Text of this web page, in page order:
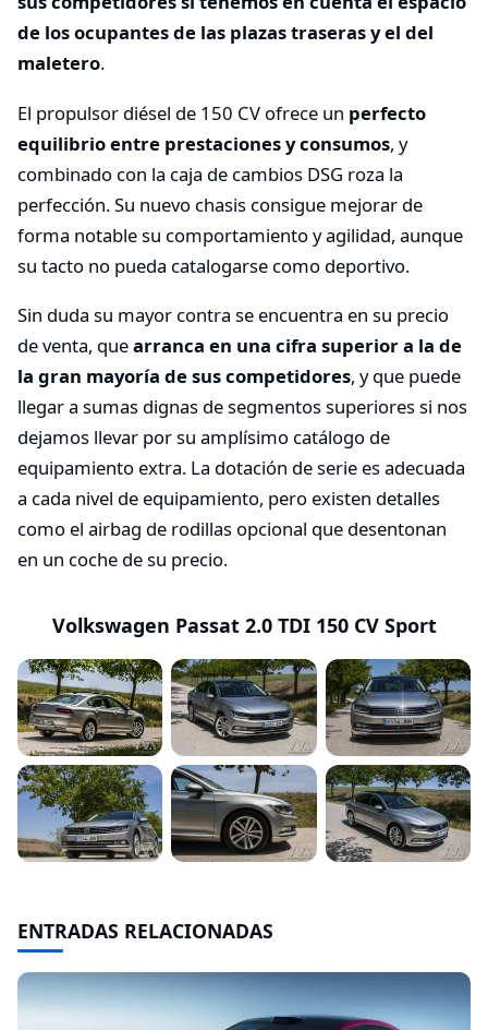
de los ocupantes de las plazas traseras y el del
maletero.
El propulsor diésel de 150 CV ofrece un perfecto
equilibrio entre prestaciones y consumos, y
combinado con la caja de cambios DSG roza la
perfección. Su nuevo chasis consigue mejorar de
forma notable su comportamiento y agilidad, aunque
su tacto no pueda catalogarse como deportivo.
Sin duda su mayor contra se encuentra en su precio
de venta, quearranca en una cifra superior a la de
la gran mayoría de sus competidores, y que puede
llegar a sumas dignas de segmentos superiores si nos
dejamos llevar por su amplísimo catálogo de
equipamiento extra. La dotación de serie es adecuada
a cada nivel de equipamiento, pero existen detalles
como el airbag de rodillas opcional que desentonan
en un coche de su precio.
Volkswagen Passat 2.0 TDI 150 CV Sport
ENTRADAS RELACIONADAS